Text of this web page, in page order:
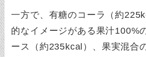
一方で、有糖のコーラ（約
的なイメージがある果汁100%
ース（約235kcal）、果実混合